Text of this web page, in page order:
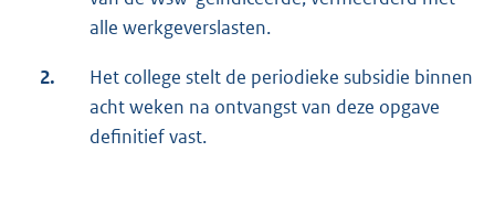
alle werkgeverslasten.
2.
Het college stelt de periodieke subsidie binnen
acht weken na ontvangst van deze opgave
definitief vast.